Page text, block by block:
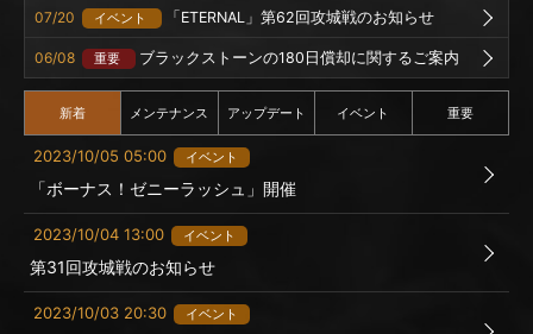
07/20 イベント 「ETERNAL」第62回攻城戦のお知らせ
06/08 重要 ブラックストーンの180日償却に関するご案内
新着 メンテナンス アップデート イベント 重要
2023/10/05 05:00 イベント
「ボーナス！ゼニーラッシュ」開催
2023/10/04 13:00 イベント
第31回攻城戦のお知らせ
2023/10/03 20:30 イベント